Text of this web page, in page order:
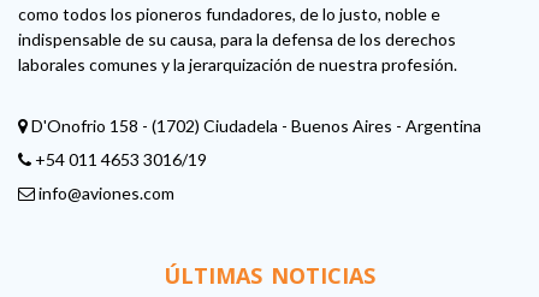
como todos los pioneros fundadores, de lo justo, noble e
indispensable de su causa, para la defensa de los derechos
laborales comunes y la jerarquización de nuestra profesión.
D'Onofrio 158 - (1702) Ciudadela - Buenos Aires - Argentina
+54 011 4653 3016/19
info@aviones.com
ÚLTIMAS NOTICIAS